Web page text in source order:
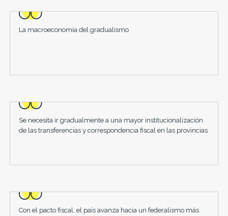
La macroeconomía del gradualismo
Se necesita ir gradualmente a una mayor institucionalización
de las transferencias y correspondencia fiscal en las provincias
Con el pacto fiscal, el país avanza hacia un federalismo más